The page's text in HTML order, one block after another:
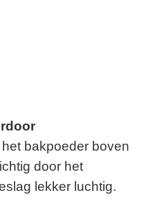
bakpoeder boven
door het
lekker luchtig.